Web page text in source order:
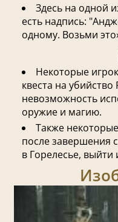
Здесь на одной
есть надпись:
одному. Возьми
Некоторые
квеста на убийство
невозможность
оружие и магию.
Также
после завершения
в Горелесье, выйти